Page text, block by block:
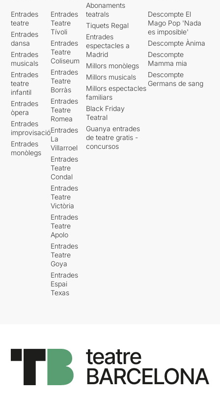
Entrades
teatre
Entrades
dansa
Entrades
musicals
Entrades
teatre
infantil
Entrades
òpera
Entrades
improvisació
Entrades
monòlegs
Entrades
Teatre
Tívoli
Entrades
Teatre
Coliseum
Entrades
Teatre
Borràs
Entrades
Teatre
Romea
Entrades
La
Villarroel
Entrades
Teatre
Condal
Entrades
Teatre
Victòria
Entrades
Teatre
Apolo
Entrades
Teatre
Goya
Entrades
Espai
Texas
Abonaments
teatrals
Tiquets Regal
Entrades
espectacles a
Madrid
Millors monòlegs
Millors musicals
Millors espectacles
familiars
Black Friday
Teatral
Guanya entrades
de teatre gratis -
concursos
Descompte El
Mago Pop 'Nada
es imposible'
Descompte Ànima
Descompte
Mamma mia
Descompte
Germans de sang